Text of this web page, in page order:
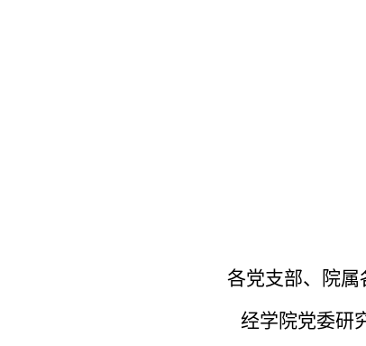
各党支部、院属
经学院党委研